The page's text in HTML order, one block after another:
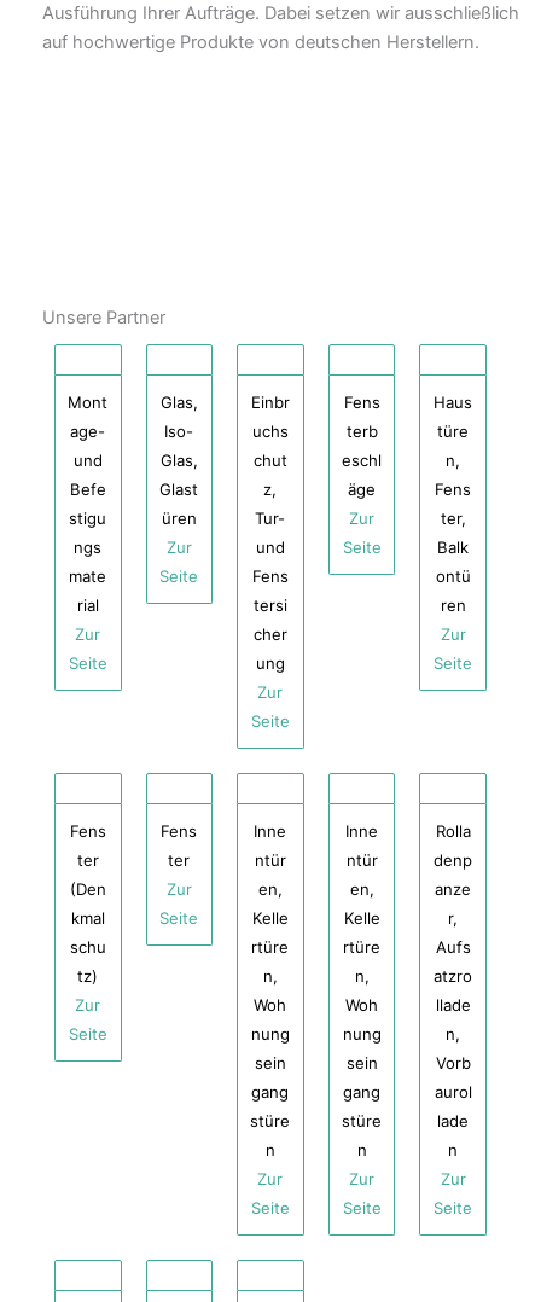
Ausführung Ihrer Aufträge. Dabei setzen wir ausschließlich
auf hochwertige Produkte von deutschen Herstellern.
Unsere Partner
Mont
age-
und
Befe
stigu
ngs
mate
rial
Zur
Seite
Glas,
Iso-
Glas,
Glast
üren
Zur
Seite
Einbr
uchs
chut
z,
Tur-
und
Fens
tersi
cher
ung
Zur
Seite
Fens
terb
eschl
äge
Zur
Seite
Haus
türe
n,
Fens
ter,
Balk
ontü
ren
Zur
Seite
Fens
ter
(Den
kmal
schu
tz)
Zur
Seite
Fens
ter
Zur
Seite
Inne
ntür
en,
Kelle
rtüre
n,
Woh
nung
sein
gang
stüre
n
Zur
Seite
Inne
ntür
en,
Kelle
rtüre
n,
Woh
nung
sein
gang
stüre
n
Zur
Seite
Rolla
denp
anze
r,
Aufs
atzro
llade
n,
Vorb
aurol
lade
n
Zur
Seite